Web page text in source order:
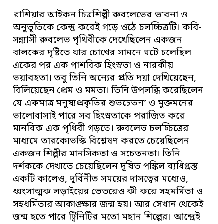
রাশিয়ার আইকন চিত্রশিল্পী রুবলেভের ভাবনা ও
অনুভূতিকে কেন্দ্র করেই গড়ে ওঠে চলচ্চিত্রটি। কবি-
সন্ন্যাসী রুবলেভ পৃথিবীকে দেখেছিলেন একজন
বালকের দৃষ্টিতে যার চোখের সামনে ঘটে চলেছিল
একের পর এক পাশবিক হিংস্রতা ও নারকীয়
ভয়াবহতা। তবু তিনি অন্যের প্রতি দয়া দেখিয়েছেন,
বিলিয়েছেন প্রেম ও মমতা। তিনি উপলব্ধি করেছিলেন
যে একমাত্র মনুষ্যপ্রকৃতির শুভচেতনা ও মুক্তমনের
ভালোবাসাই পারে সব হিংস্রতাকে পরাজিত করে
মানবিক এক পৃথিবী গড়তে। রুবলেভ চলচ্চিত্রের
মাধ্যমে তারকোভস্কি বিশ্লেষণ করতে চেয়েছিলেন
একজন শিল্পীর মানসিকতা ও সচেতনতা। তিনি
দর্শককে দেখাতে চেয়েছিলেন দূষিত পঙ্কিল ব্যধিগ্রস্ত
একটি কালেও, দুর্বিনীত সময়ের দাসত্বের মধ্যেও,
ধ্বংসাত্মক লড়াইয়ের ভেতরেও কী করে সহমর্মিতা ও
সহধর্মিতার আকাঙ্ক্ষার জন্ম হয়। আর সেখান থেকেই
জন্ম হতে পারে ট্রিনিটির মতো মহান শিল্পের। আন্দ্রেই